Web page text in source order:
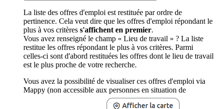
La liste des offres d'emploi est restituée par ordre de
pertinence. Cela veut dire que les offres d'emploi répondant le
plus à vos critères s'affichent en premier.
Vous avez renseigné le champ « Lieu de travail » ? La liste
restitue les offres répondant le plus à vos critères. Parmi
celles-ci sont d'abord restituées les offres dont le lieu de travail
est le plus proche de votre recherche.
Vous avez la possibilité de visualiser ces offres d'emploi via
Mappy (non accessible aux personnes en situation de